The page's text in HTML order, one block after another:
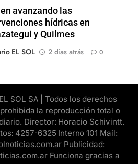
avanzando las
hídricas en
y Quilmes
EL SOL
2 días atrás 0
SOL SA | Todos los derechos
la reproducción total o
Director: Horacio Schivintt.
4257-6325 Interno 101 Mail:
Publicidad:
Funciona gracias a